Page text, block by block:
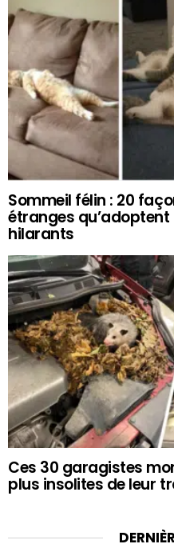
Sommeil félin : 20
étranges
hilarants
Ces 30 garagistes
plus insolites de leur